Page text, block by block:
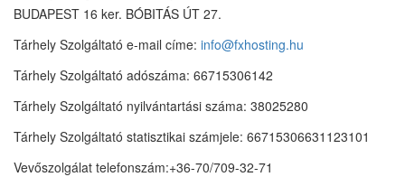
BUDAPEST 16 ker. BÓBITÁS ÚT 27.
Tárhely Szolgáltató e-mail címe: info@fxhosting.hu
Tárhely Szolgáltató adószáma: 66715306142
Tárhely Szolgáltató nyilvántartási száma: 38025280
Tárhely Szolgáltató statisztikai számjele: 66715306631123101
Vevőszolgálat telefonszám:+36-70/709-32-71